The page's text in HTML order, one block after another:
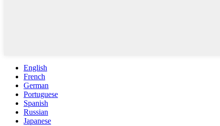
English
French
German
Portuguese
Spanish
Russian
Japanese